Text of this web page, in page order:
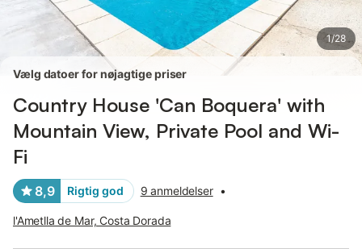
1/28
Vælg datoer for nøjagtige priser
Country House 'Can Boquera' with
Mountain View, Private Pool and Wi-
Fi
8,9 Rigtig god 9 anmeldelser •
l'Ametlla de Mar, Costa Dorada